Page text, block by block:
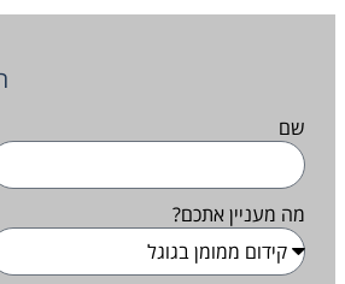
שם
מה מעניין אתכם?